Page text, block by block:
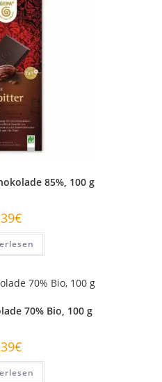
85%, 100 g
€
70% Bio, 100 g
€